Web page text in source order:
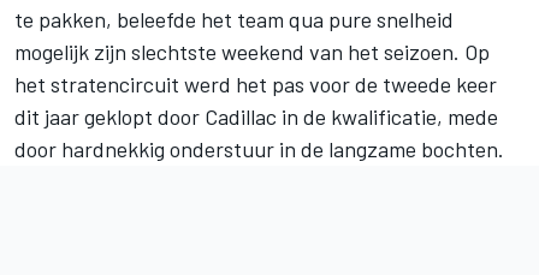
te pakken, beleefde het team qua pure snelheid
mogelijk zijn slechtste weekend van het seizoen. Op
het stratencircuit werd het pas voor de tweede keer
dit jaar geklopt door Cadillac in de kwalificatie, mede
door hardnekkig onderstuur in de langzame bochten.